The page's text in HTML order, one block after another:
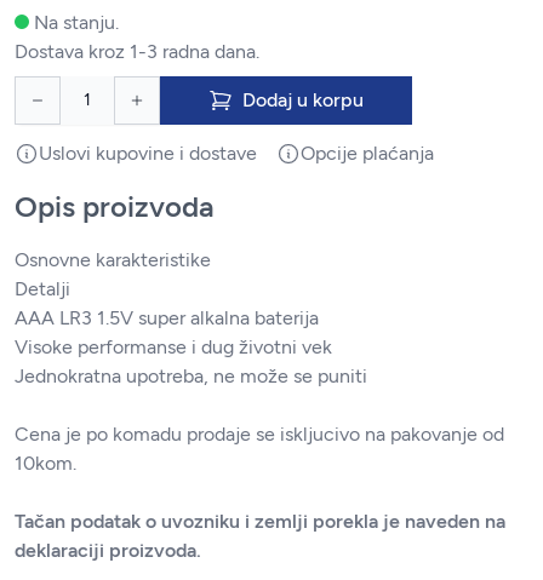
Na stanju.
Dostava kroz 1-3 radna dana.
Dodaj u korpu
Uslovi kupovine i dostave Opcije plaćanja
Opis proizvoda
Osnovne karakteristike
Detalji
AAA LR3 1.5V super alkalna baterija
Visoke performanse i dug životni vek
Jednokratna upotreba, ne može se puniti
Cena je po komadu prodaje se iskljucivo na pakovanje od
10kom.
Tačan podatak o uvozniku i zemlji porekla je naveden na
deklaraciji proizvoda.